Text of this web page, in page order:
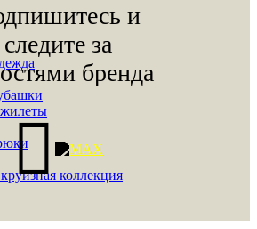
коллекция
и
следите за
бренда